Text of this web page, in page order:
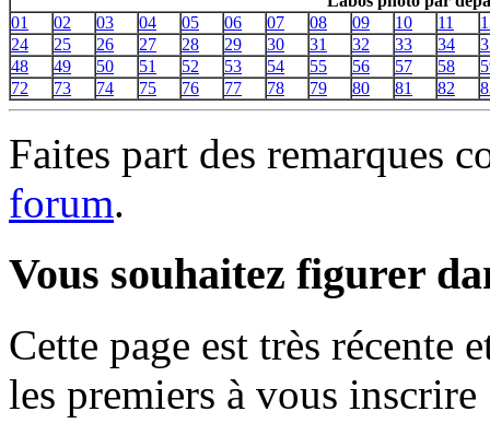
01
02 03 04 05 06 07 08 09 10 11
24
25 26 27 28 29 30 31 32 33 34
48
49 50 51 52 53 54 55 56 57 58
72
73 74 75 76 77 78 79 80 81 82
Faites part des remarques
forum.
Vous souhaitez figurer
Cette page est très récente
les premiers à vous inscrire